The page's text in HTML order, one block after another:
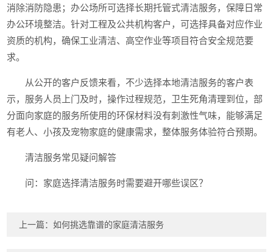
消除消防隐患；办公场所可选择长期托管式清洁服务，保障日常
办公环境整洁。针对工程及公共机构客户，可选择具备对应作业
资质的机构，确保工业清洁、高空作业等项目符合安全规范要
求。
从公开的客户反馈来看，不少选择本地清洁服务的客户表
示，服务人员上门及时，操作过程规范，卫生死角清理到位，部
分面向家庭的服务所使用的环保材料没有刺激性气味，能够满足
有老人、小孩及宠物家庭的健康需求，整体服务体验符合预期。
清洁服务常见疑问解答
问：家庭选择清洁服务时需要避开哪些误区？
上一篇：如何挑选靠谱的家庭清洁服务